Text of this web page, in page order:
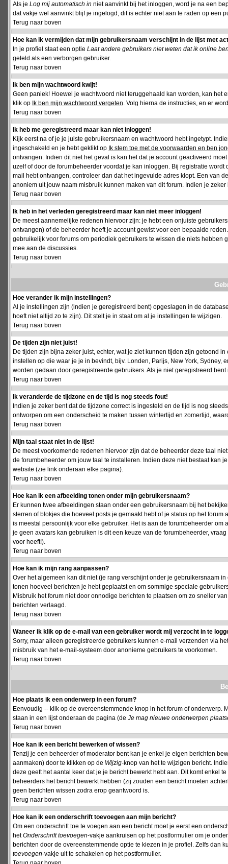
Als je Log mij automatisch in niet aanvinkt bij het inloggen, word je na een
dat vakje wel aanvinkt blijf je ingelogd, dit is echter niet aan te raden op een
Terug naar boven
Hoe kan ik vermijden dat mijn gebruikersnaam verschijnt in de lijst met
In je profiel staat een optie Laat andere gebruikers niet weten dat ik online
geteld als een verborgen gebruiker.
Terug naar boven
Ik ben mijn wachtwoord kwijt!
Geen paniek! Hoewel je wachtwoord niet teruggehaald kan worden, kan
klik op Ik ben mijn wachtwoord vergeten. Volg hierna de instructies, en er
Terug naar boven
Ik heb me geregistreerd maar kan niet inloggen!
Kijk eerst na of je je juiste gebruikersnaam en wachtwoord hebt ingetypt.
ingeschakeld en je hebt geklikt op Ik stem toe met de voorwaarden en ben
ontvangen. Indien dit niet het geval is kan het dat je account geactiveerd
uzelf of door de forumbeheerder voordat je kan inloggen. Bij registratie
mail hebt ontvangen, controleer dan dat het ingevulde adres klopt. Een van
anoniem uit jouw naam misbruik kunnen maken van dit forum. Indien je
Terug naar boven
Ik heb in het verleden geregistreerd maar kan niet meer inloggen!
De meest aannemelijke redenen hiervoor zijn: je hebt een onjuiste
ontvangen) of de beheerder heeft je account gewist voor een bepaalde
gebruikelijk voor forums om periodiek gebruikers te wissen die niets
mee aan de discussies.
Terug naar boven
Hoe verander ik mijn instellingen?
Al je instellingen zijn (indien je geregistreerd bent) opgeslagen in de
hoeft niet altijd zo te zijn). Dit stelt je in staat om al je instellingen te wijzigen.
Terug naar boven
De tijden zijn niet juist!
De tijden zijn bijna zeker juist, echter, wat je ziet kunnen tijden zijn getoond
instellen op die waar je je in bevindt, bijv. Londen, Parijs, New York,
worden gedaan door geregistreerde gebruikers. Als je niet geregistreerd
Terug naar boven
Ik veranderde de tijdzone en de tijd is nog steeds fout!
Indien je zeker bent dat de tijdzone correct is ingesteld en de tijd is nog
ontworpen om een onderscheid te maken tussen wintertijd en zomertijd,
Terug naar boven
Mijn taal staat niet in de lijst!
De meest voorkomende redenen hiervoor zijn dat de beheerder deze taal
de forumbeheerder om jouw taal te installeren. Indien deze niet bestaat kan
website (zie link onderaan elke pagina).
Terug naar boven
Hoe kan ik een afbeelding tonen onder mijn gebruikersnaam?
Er kunnen twee afbeeldingen staan onder een gebruikersnaam bij het
sterren of blokjes die hoeveel posts je gemaakt hebt of je status op het
is meestal persoonlijk voor elke gebruiker. Het is aan de forumbeheerder
je geen avatars kan gebruiken is dit een keuze van de forumbeheerder,
voor heeft!).
Terug naar boven
Hoe kan ik mijn rang aanpassen?
Over het algemeen kan dit niet (je rang verschijnt onder je gebruikersnaam
tonen hoeveel berichten je hebt geplaatst en om sommige speciale
Misbruik het forum niet door onnodige berichten te plaatsen om zo sneller
berichten verlaagd.
Terug naar boven
Waneer ik klik op de e-mail van een gebruiker wordt mij verzocht in te
Sorry, maar alleen geregistreerde gebruikers kunnen e-mail verzenden via
misbruik van het e-mail-systeem door anonieme gebruikers te voorkomen.
Terug naar boven
Hoe plaats ik een onderwerp in een forum?
Eenvoudig -- klik op de overeenstemmende knop in het forum of
staan in een lijst onderaan de pagina (de Je mag nieuwe onderwerpen
Terug naar boven
Hoe kan ik een bericht bewerken of wissen?
Tenzij je een beheerder of moderator bent kan je enkel je eigen berichten
aanmaken) door te klikken op de Wijzig-knop van het te wijzigen bericht.
deze geeft het aantal keer dat je je bericht bewerkt hebt aan. Dit komt enkel
beheerders het bericht bewerkt hebben (zij zouden een bericht moeten
geen berichten wissen zodra erop geantwoord is.
Terug naar boven
Hoe kan ik een onderschrift toevoegen aan mijn bericht?
Om een onderschrift toe te voegen aan een bericht moet je eerst een
hetOnderschrift toevoegen-vakje aankruisen op het postformulier om je
berichten door de overeenstemmende optie te kiezen in je profiel. Zelfs dan
toevoegen-vakje uit te schakelen op het postformulier.